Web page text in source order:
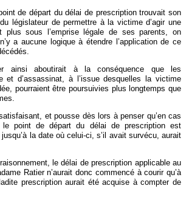
de départ du délai de prescription trouvait son
législateur de permettre à la victime d’agir une
plus sous l’emprise légale de ses parents, on
a aucune logique à étendre l’application de ce
ainsi aboutirait à la conséquence que les
et d’assassinat, à l’issue desquelles la victime
pourraient être poursuivies plus longtemps que
et pousse dès lors à penser qu’en cas
point de départ du délai de prescription est
la date où celui-ci, s’il avait survécu, aurait
le délai de prescription applicable au
Ratier n’aurait donc commencé à courir qu’à
prescription aurait été acquise à compter de